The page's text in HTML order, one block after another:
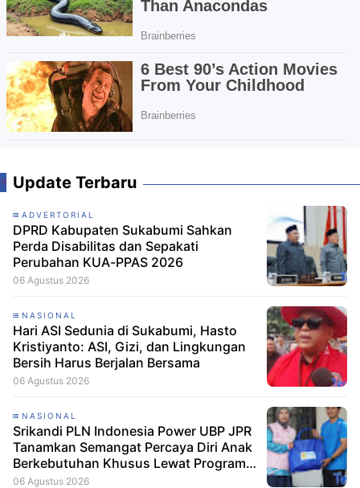
Update Terbaru
ADVERTORIAL
DPRD Kabupaten Sukabumi Sahkan
Perda Disabilitas dan Sepakati
Perubahan KUA-PPAS 2026
06 Agustus 2026
NASIONAL
Hari ASI Sedunia di Sukabumi, Hasto
Kristiyanto: ASI, Gizi, dan Lingkungan
Bersih Harus Berjalan Bersama
06 Agustus 2026
NASIONAL
Srikandi PLN Indonesia Power UBP JPR
Tanamkan Semangat Percaya Diri Anak
Berkebutuhan Khusus Lewat Program
Srikandi Mengajar
06 Agustus 2026